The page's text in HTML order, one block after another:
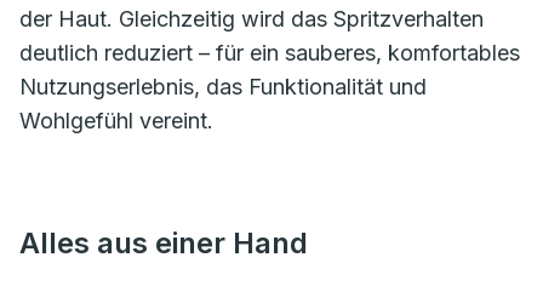
der Haut. Gleichzeitig wird das Spritzverhalten
deutlich reduziert – für ein sauberes, komfortables
Nutzungserlebnis, das Funktionalität und
Wohlgefühl vereint.
Alles aus einer Hand